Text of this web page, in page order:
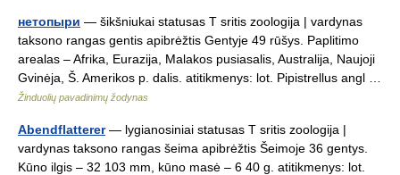
нетопыри — šikšniukai statusas T sritis zoologija | vardynas
taksono rangas gentis apibrėžtis Gentyje 49 rūšys. Paplitimo
arealas – Afrika, Eurazija, Malakos pusiasalis, Australija, Naujoji
Gvinėja, Š. Amerikos p. dalis. atitikmenys: lot. Pipistrellus angl …
Žinduolių pavadinimų žodynas
Abendflatterer— lygianosiniai statusas T sritis zoologija |
vardynas taksono rangas šeima apibrėžtis Šeimoje 36 gentys.
Kūno ilgis – 32 103 mm, kūno masė – 6 40 g. atitikmenys: lot.